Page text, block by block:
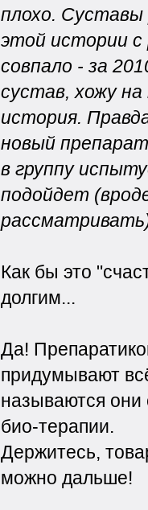
плохо.
этой истории с
совпало - за
сустав, хожу
история.
новый
в группу
подойдет
Как бы это
долгим...
Да!
придумывают
называются они
био-терапии.
Держитесь,
можно дальше!